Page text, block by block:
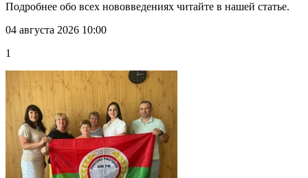
Подробнее обо всех нововведениях читайте в нашей статье.
04 августа 2026 10:00
1